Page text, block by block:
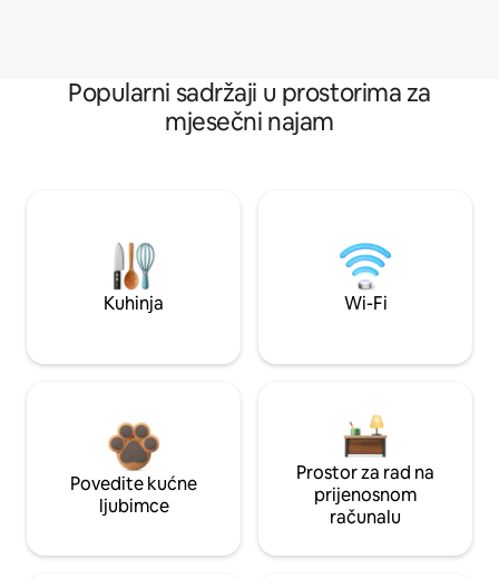
Popularni sadržaji u prostorima za
mjesečni najam
Kuhinja Wi-Fi
Povedite kućne
ljubimce
Prostor za rad na
prijenosnom
računalu